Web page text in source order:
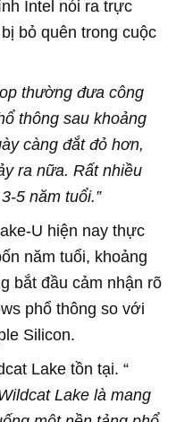
Intel nói ra trực
bỏ quên trong cuộc
thường đưa công
thông sau khoảng
càng đắt đỏ hơn,
ra nữa. Rất nhiều
5 năm tuổi.”
U hiện nay thực
năm tuổi, khoảng
bắt đầu cảm nhận rõ
phổ thông so với
Silicon.
Lake tồn tại. “
Lake là mang